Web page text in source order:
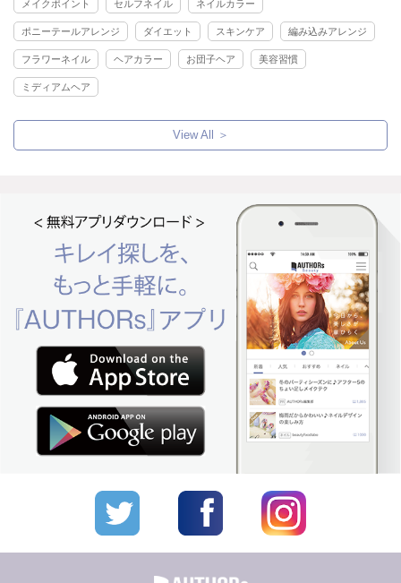
メイクポイント セルフネイル ネイルカラー
ポニーテールアレンジ ダイエット スキンケア 編み込みアレンジ
フラワーネイル ヘアカラー お団子ヘア 美容習慣
ミディアムヘア
View All ＞